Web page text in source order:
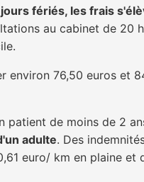
fériés, les frais
au cabinet de 20
76,50 euros et
de moins de 2
adulte. Des
euro/ km en plaine et